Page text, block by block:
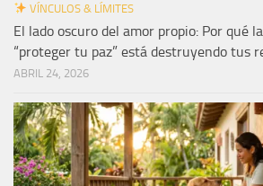
VÍNCULOS & LÍMITES
El lado oscuro del amor propio: Por qué
“proteger tu paz” está destruyendo tus
ABRIL 24, 2026